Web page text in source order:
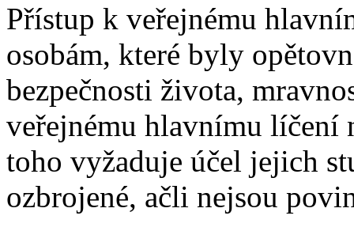
Přístup k veřejnému
osobám, které byly
bezpečnosti života,
veřejnému hlavnímu líčení
toho vyžaduje účel jejich
ozbrojené, ačli nejsou